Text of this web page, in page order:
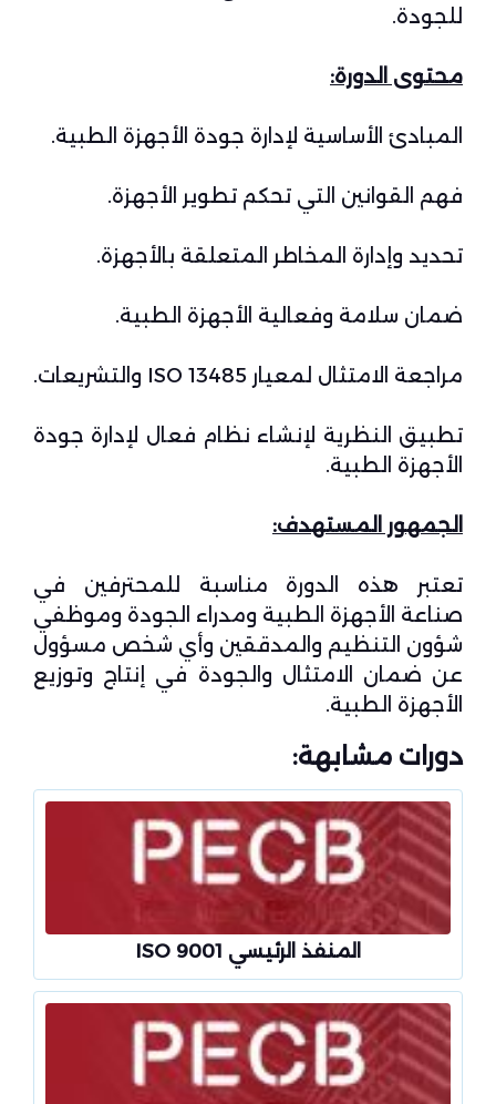
للجودة.
محتوى الدورة:
المبادئ الأساسية لإدارة جودة الأجهزة الطبية.
فهم القوانين التي تحكم تطوير الأجهزة.
تحديد وإدارة المخاطر المتعلقة بالأجهزة.
ضمان سلامة وفعالية الأجهزة الطبية.
مراجعة الامتثال لمعيار ISO 13485 والتشريعات.
تطبيق النظرية لإنشاء نظام فعال لإدارة جودة
الأجهزة الطبية.
الجمهور المستهدف:
تعتبر هذه الدورة مناسبة للمحترفين في
صناعة الأجهزة الطبية ومدراء الجودة وموظفي
شؤون التنظيم والمدققين وأي شخص مسؤول
عن ضمان الامتثال والجودة في إنتاج وتوزيع
الأجهزة الطبية.
دورات مشابهة:
المنفذ الرئيسي ISO 9001